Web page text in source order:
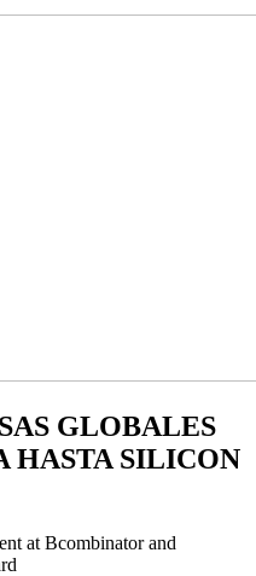
GLOBALES
HASTA SILICON
at Bcombinator and